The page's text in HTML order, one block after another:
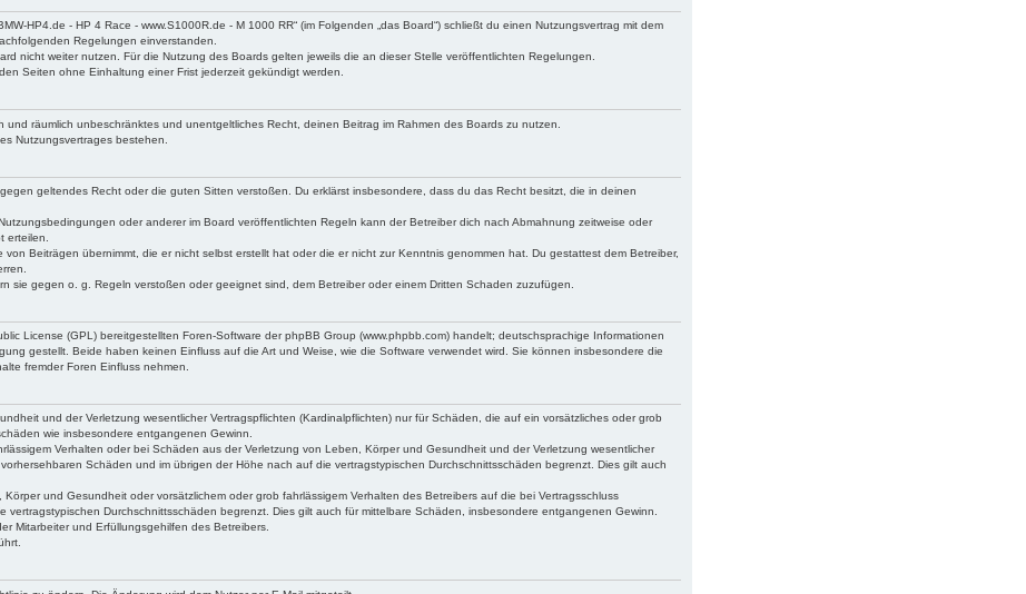
HP4.de - HP 4 Race - www.S1000R.de - M 1000 RR“ (im Folgenden „das Board“) schließt du einen Nutzungsvertrag mit dem
Regelungen einverstanden.
nicht weiter nutzen. Für die Nutzung des Boards gelten jeweils die an dieser Stelle veröffentlichten Regelungen.
Seiten ohne Einhaltung einer Frist jederzeit gekündigt werden.
räumlich unbeschränktes und unentgeltliches Recht, deinen Beitrag im Rahmen des Boards zu nutzen.
Nutzungsvertrages bestehen.
geltendes Recht oder die guten Sitten verstoßen. Du erklärst insbesondere, dass du das Recht besitzt, die in deinen
oder anderer im Board veröffentlichten Regeln kann der Betreiber dich nach Abmahnung zeitweise oder
erteilen.
Beiträgen übernimmt, die er nicht selbst erstellt hat oder die er nicht zur Kenntnis genommen hat. Du gestattest dem Betreiber,
gegen o. g. Regeln verstoßen oder geeignet sind, dem Betreiber oder einem Dritten Schaden zuzufügen.
License (GPL) bereitgestellten Foren-Software der phpBB Group (www.phpbb.com) handelt; deutschsprachige Informationen
gestellt. Beide haben keinen Einfluss auf die Art und Weise, wie die Software verwendet wird. Sie können insbesondere die
fremder Foren Einfluss nehmen.
und der Verletzung wesentlicher Vertragspflichten (Kardinalpflichten) nur für Schäden, die auf ein vorsätzliches oder grob
wie insbesondere entgangenen Gewinn.
Verhalten oder bei Schäden aus der Verletzung von Leben, Körper und Gesundheit und der Verletzung wesentlicher
Schäden und im übrigen der Höhe nach auf die vertragstypischen Durchschnittsschäden begrenzt. Dies gilt auch
und Gesundheit oder vorsätzlichem oder grob fahrlässigem Verhalten des Betreibers auf die bei Vertragsschluss
Durchschnittsschäden begrenzt. Dies gilt auch für mittelbare Schäden, insbesondere entgangenen Gewinn.
Mitarbeiter und Erfüllungsgehilfen des Betreibers.